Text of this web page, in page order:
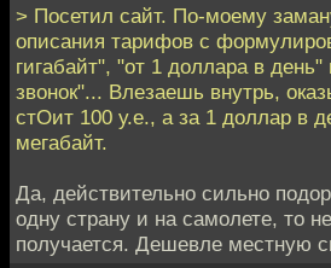
> Посетил сайт. По-моему
описания тарифов с
гигабайт", "от 1 доллара в
звонок"... Влезаешь внутрь,
стОит 100 у.е., а за 1 доллар в
мегабайт.
Да, действительно сильно
одну страну и на самолете, то
получается. Дешевле местную